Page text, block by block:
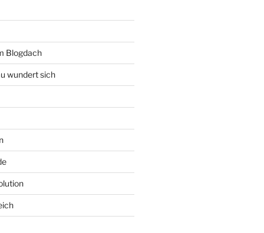
Blogdach
wundert sich